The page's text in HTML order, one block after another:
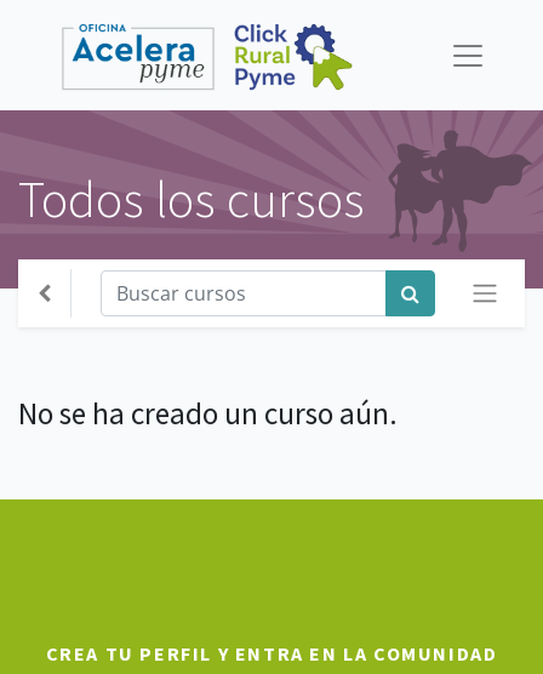
Todos los cursos
No se ha creado un curso aún.
CREA TU PERFIL Y ENTRA EN LA COMUNIDAD